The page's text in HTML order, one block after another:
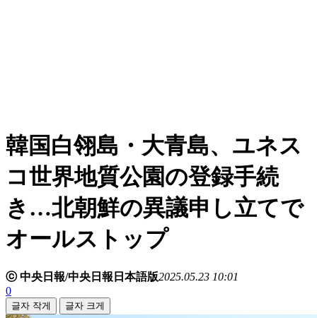
韓国白翎島・大青島、ユネス
コ世界地質公園の登録手続
き…北朝鮮の異議申し立てで
オールストップ
ⓒ 中央日報/中央日報日本語版2025.05.23 10:01
0
글자 작게 글자 크게